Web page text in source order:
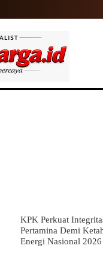
KPK Perkuat
Pertamina Demi
Energi Nasional 2026